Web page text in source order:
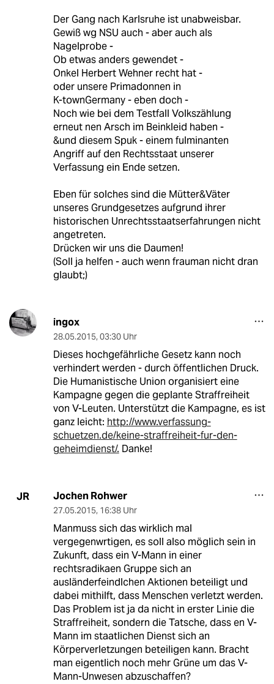
Der Gang nach Karlsruhe ist unabweisbar.
Gewiß wg NSU auch - aber auch als
Nagelprobe -
Ob etwas anders gewendet -
Onkel Herbert Wehner recht hat -
oder unsere Primadonnen in
K-townGermany - eben doch -
Noch wie bei dem Testfall Volkszählung
erneut nen Arsch im Beinkleid haben -
&und diesem Spuk - einem fulminanten
Angriff auf den Rechtsstaat unserer
Verfassung ein Ende setzen.
Eben für solches sind die Mütter&Väter
unseres Grundgesetzes aufgrund ihrer
historischen Unrechtsstaatserfahrungen nicht
angetreten.
Drücken wir uns die Daumen!
(Soll ja helfen - auch wenn frauman nicht dran
glaubt;)
ingox
28.05.2015, 03:30 Uhr
Dieses hochgefährliche Gesetz kann noch
verhindert werden - durch öffentlichen Druck.
Die Humanistische Union organisiert eine
Kampagne gegen die geplante Straffreiheit
von V-Leuten. Unterstützt die Kampagne, es ist
ganz leicht: http://www.verfassung-
schuetzen.de/keine-straffreiheit-fur-den-
geheimdienst/. Danke!
JR Jochen Rohwer
27.05.2015, 16:38 Uhr
Manmuss sich das wirklich mal
vergegenwrtigen, es soll also möglich sein in
Zukunft, dass ein V-Mann in einer
rechtsradikaen Gruppe sich an
ausländerfeindlchen Aktionen beteiligt und
dabei mithilft, dass Menschen verletzt werden.
Das Problem ist ja da nicht in erster Linie die
Straffreiheit, sondern die Tatsche, dass en V-
Mann im staatlichen Dienst sich an
Körperverletzungen beteiligen kann. Bracht
man eigentlich noch mehr Grüne um das V-
Mann-Unwesen abzuschaffen?